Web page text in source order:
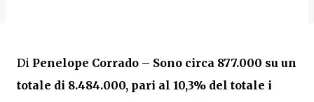
Di Penelope Corrado – Sono circa 877.000 su un
totale di 8.484.000, pari al 10,3% del totale i